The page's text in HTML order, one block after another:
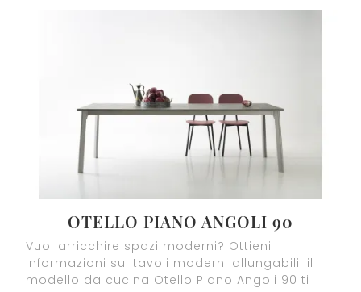
OTELLO PIANO ANGOLI 90
Vuoi arricchire spazi moderni? Ottieni
informazioni sui tavoli moderni allungabili: il
modello da cucina Otello Piano Angoli 90 ti